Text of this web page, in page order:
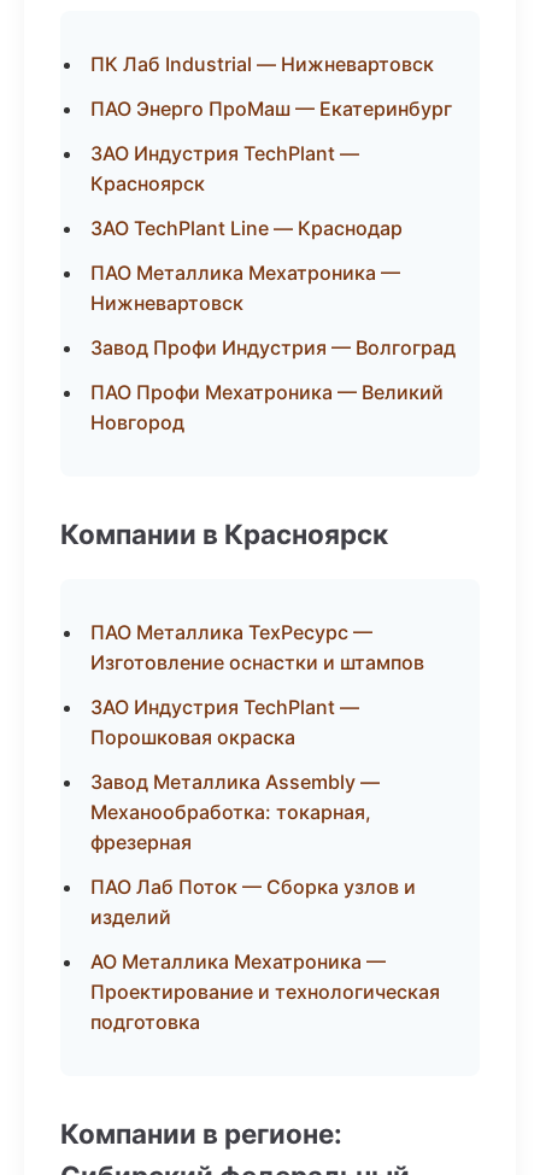
ПК Лаб Industrial — Нижневартовск
ПАО Энерго ПроМаш — Екатеринбург
ЗАО Индустрия TechPlant —
Красноярск
ЗАО TechPlant Line — Краснодар
ПАО Металлика Мехатроника —
Нижневартовск
Завод Профи Индустрия — Волгоград
ПАО Профи Мехатроника — Великий
Новгород
Компании в Красноярск
ПАО Металлика ТехРесурс —
Изготовление оснастки и штампов
ЗАО Индустрия TechPlant —
Порошковая окраска
Завод Металлика Assembly —
Механообработка: токарная,
фрезерная
ПАО Лаб Поток — Сборка узлов и
изделий
АО Металлика Мехатроника —
Проектирование и технологическая
подготовка
Компании в регионе: